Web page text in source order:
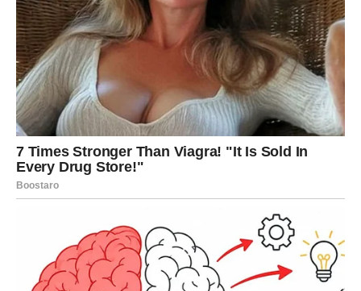
osobu koja pokazuje neočekivanu inicijativu
vest koja vam donosi olakšanje
priliku koja dolazi preko prijatelja
osećaj sigurnosti bez jasnog razloga
To su znaci da se energija pomera u vašu korist.